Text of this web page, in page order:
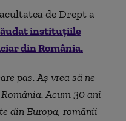
de Drept a
instituțiile
din România.
pas. Aș vrea să ne
Acum 30 ani
din Europa, românii